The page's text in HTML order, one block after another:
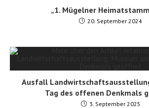
„1. Mügelner
20. September 2024
Ausfall
Tag des offenen Denkmals
3. September 2025